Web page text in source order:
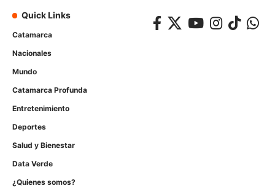
Quick Links
Catamarca
Nacionales
Mundo
Catamarca Profunda
Entretenimiento
Deportes
Salud y Bienestar
Data Verde
¿Quienes somos?